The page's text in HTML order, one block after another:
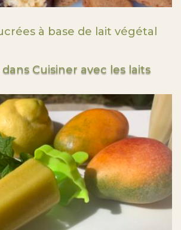
à base de lait végétal
Cuisiner avec les laits